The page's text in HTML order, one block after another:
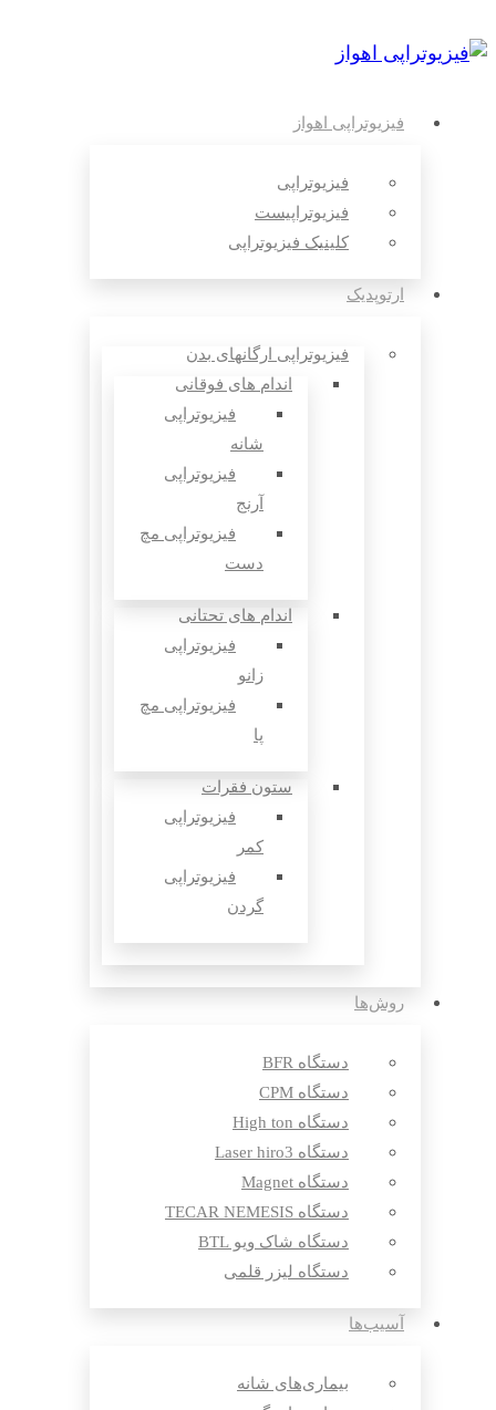
فیزیوتراپی اهواز
فیزیوتراپی
فیزیوتراپیست
کلینیک فیزیوتراپی
ارتوپدیک
فیزیوتراپی ارگانهای بدن
اندام های فوقانی
فیزیوتراپی
شانه
فیزیوتراپی
آرنج
فیزیوتراپی مچ
دست
اندام های تحتانی
فیزیوتراپی
زانو
فیزیوتراپی مچ
پا
ستون فقرات
فیزیوتراپی
کمر
فیزیوتراپی
گردن
روش‌ها
دستگاه BFR
دستگاه CPM
دستگاه High ton
دستگاه Laser hiro3
دستگاه Magnet
دستگاه TECAR NEMESIS
دستگاه شاک ویو BTL
دستگاه لیزر قلمی
آسیب‌ها
بیماری‌های شانه